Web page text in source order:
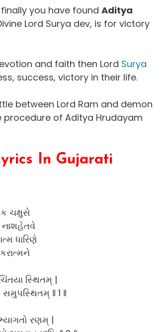
you have found Aditya
Lord Surya dev, is for victory
and faith then Lord Surya
success, victory in their life.
between Lord Ram and demon
procedure of Aditya Hrudayam
In Gujarati
ચક્ષુસે
નાશહેતવે
ધારિણે
સ્થિતમ્ |
સમુપસ્થિતમ્ ‖ 1 ‖
રણમ્ |